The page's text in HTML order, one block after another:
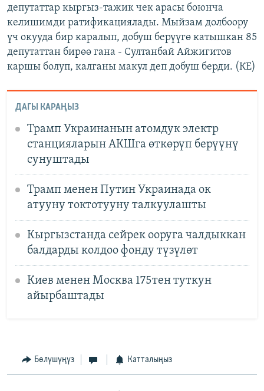
депутаттар кыргыз-тажик чек арасы боюнча
келишимди ратификациялады. Мыйзам долбоору
үч окууда бир каралып, добуш берүүгө катышкан 85
депутаттан бирөө гана - Султанбай Айжигитов
каршы болуп, калганы макул деп добуш берди. (КЕ)
ДАГЫ КАРАҢЫЗ
Трамп Украинанын атомдук электр
станцияларын АКШга өткөрүп берүүнү
сунуштады
Трамп менен Путин Украинада ок
атууну токтотууну талкуулашты
Кыргызстанда сейрек ооруга чалдыккан
балдарды колдоо фонду түзүлөт
Киев менен Москва 175тен туткун
айырбаштады
Бөлүшүңүз Катталыңыз